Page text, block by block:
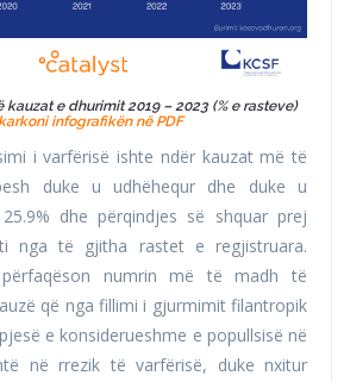
kauzat e dhurimit 2019 – 2023 (% e rasteve)
infografikën në PDF
i varfërisë ishte ndër kauzat më të
duke u udhëhequr dhe duke u
dhe përqindjes së shquar prej
nga të gjitha rastet e regjistruara.
numrin më të madh të
që nga fillimi i gjurmimit filantropik
e konsiderueshme e popullsisë në
në rrezik të varfërisë, duke nxitur